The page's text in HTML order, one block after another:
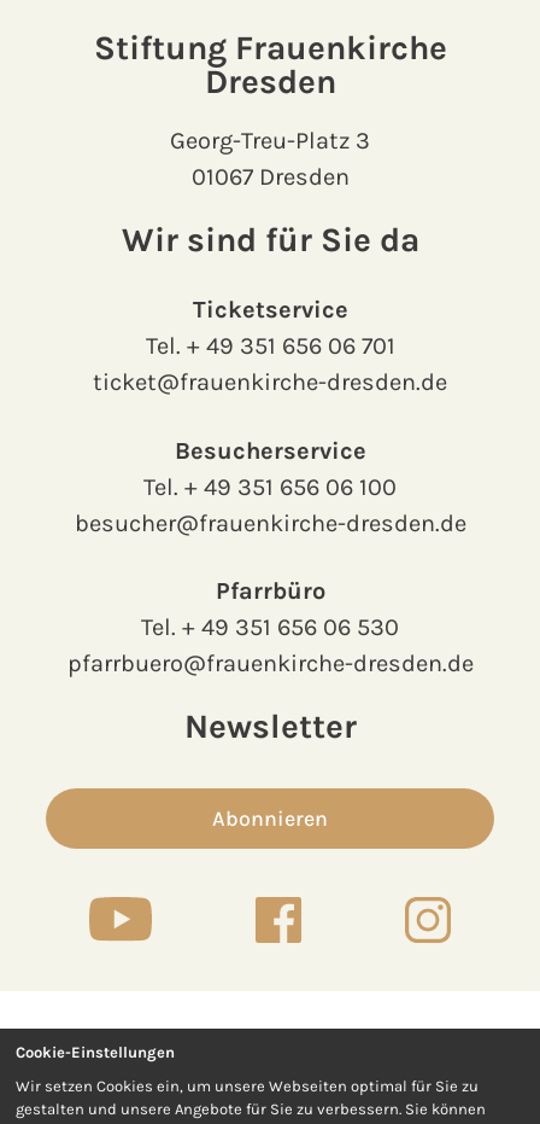
Stiftung Frauenkirche
Dresden
Georg-Treu-Platz 3
01067 Dresden
Wir sind für Sie da
Ticketservice
Tel. + 49 351 656 06 701
ticket@frauenkirche-dresden.de
Besucherservice
Tel. + 49 351 656 06 100
besucher@frauenkirche-dresden.de
Pfarrbüro
Tel. + 49 351 656 06 530
pfarrbuero@frauenkirche-dresden.de
Newsletter
Abonnieren
Kontakt
Cookie-Einstellungen
Wir setzen Cookies ein, um unsere Webseiten optimal für Sie zu
gestalten und unsere Angebote für Sie zu verbessern. Sie können